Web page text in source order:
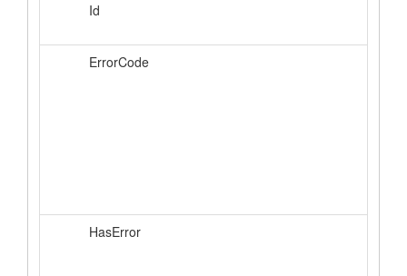
Id
ErrorCode
HasError